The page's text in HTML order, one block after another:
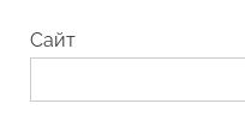
Сайт